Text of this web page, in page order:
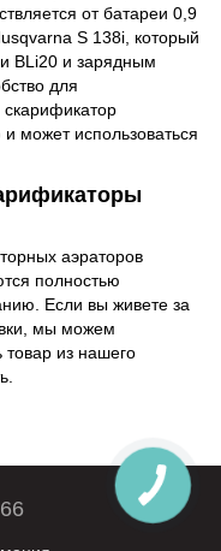
от батареи 0,9
S 138i, который
BLi20 и зарядным
для
скарификатор
может использоваться
аэраторов
полностью
Если вы живете за
мы можем
товар из нашего